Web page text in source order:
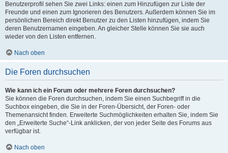
Benutzerprofil sehen Sie zwei Links: einen zum Hinzufügen zur Liste der
Freunde und einen zum Ignorieren des Benutzers. Außerdem können Sie im
persönlichen Bereich direkt Benutzer zu den Listen hinzufügen, indem Sie
deren Benutzernamen eingeben. An gleicher Stelle können Sie sie auch
wieder von den Listen entfernen.
Nach oben
Die Foren durchsuchen
Wie kann ich ein Forum oder mehrere Foren durchsuchen?
Sie können die Foren durchsuchen, indem Sie einen Suchbegriff in die
Suchbox eingeben, die Sie in der Foren-Übersicht, der Foren- oder
Themenansicht finden. Erweiterte Suchmöglichkeiten erhalten Sie, indem Sie
den „Erweiterte Suche“-Link anklicken, der von jeder Seite des Forums aus
verfügbar ist.
Nach oben